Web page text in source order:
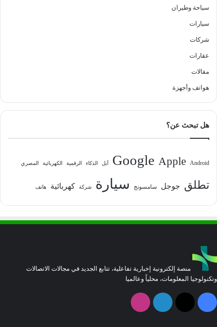
سياحة وطيران
سيارات
شركات
عقارات
مقالات
هواتف وأجهزة
هل تبحث عن؟
Android
Apple
Google آبل الذكاء الرقمية الكهربائية المصري
تطلق جوجل سامسونج سيارة شركة كهربائية هاتف
منصة إلكترونية إخبارية تفاعلية، تتابع الجديد في مجالات الاتصالات
وتكنولوجيا المعلومات، محلياً وعالميا
فيسبوك
‫X لينكدإن انستقرام